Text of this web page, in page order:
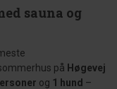
sauna og
på Høgevej
og 1 hund –